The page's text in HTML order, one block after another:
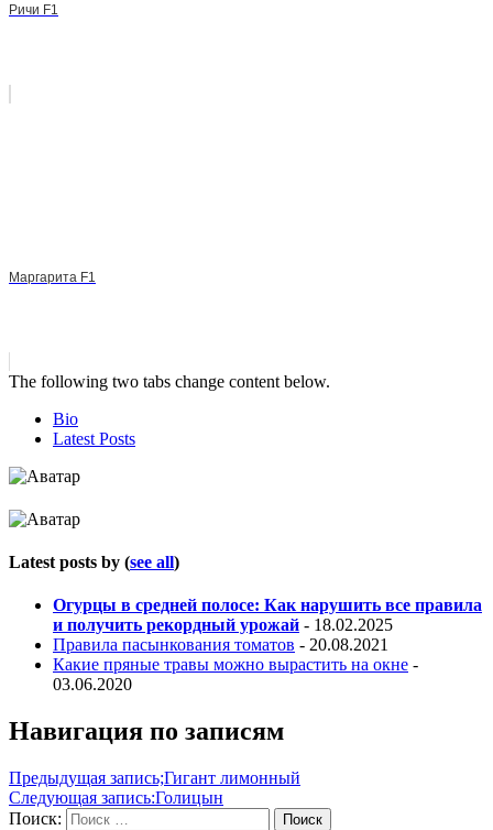
Ричи F1
Маргарита F1
The following two tabs change content below.
Bio
Latest Posts
Latest posts by (see all)
Огурцы в средней полосе: Как нарушить все правила
и получить рекордный урожай - 18.02.2025
Правила пасынкования томатов - 20.08.2021
Какие пряные травы можно вырастить на окне -
03.06.2020
Навигация по записям
Предыдущая запись;Гигант лимонный
Следующая запись:Голицын
Поиск:
Поиск